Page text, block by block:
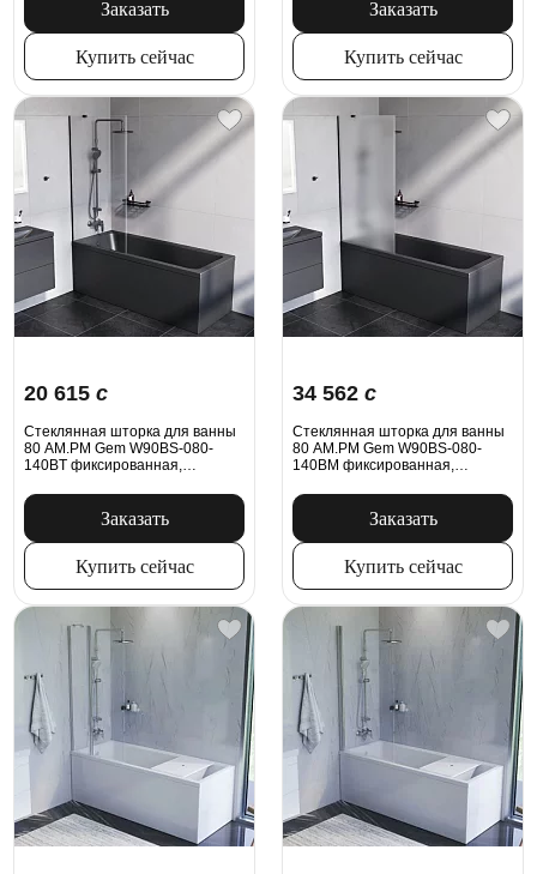
Заказать
Купить сейчас
Заказать
Купить сейчас
20 615 c
Стеклянная шторка для ванны
80 AM.PM Gem W90BS-080-
140BT фиксированная,
Заказать
Купить сейчас
34 562 c
Стеклянная шторка для ванны
80 AM.PM Gem W90BS-080-
140BM фиксированная,
Заказать
Купить сейчас